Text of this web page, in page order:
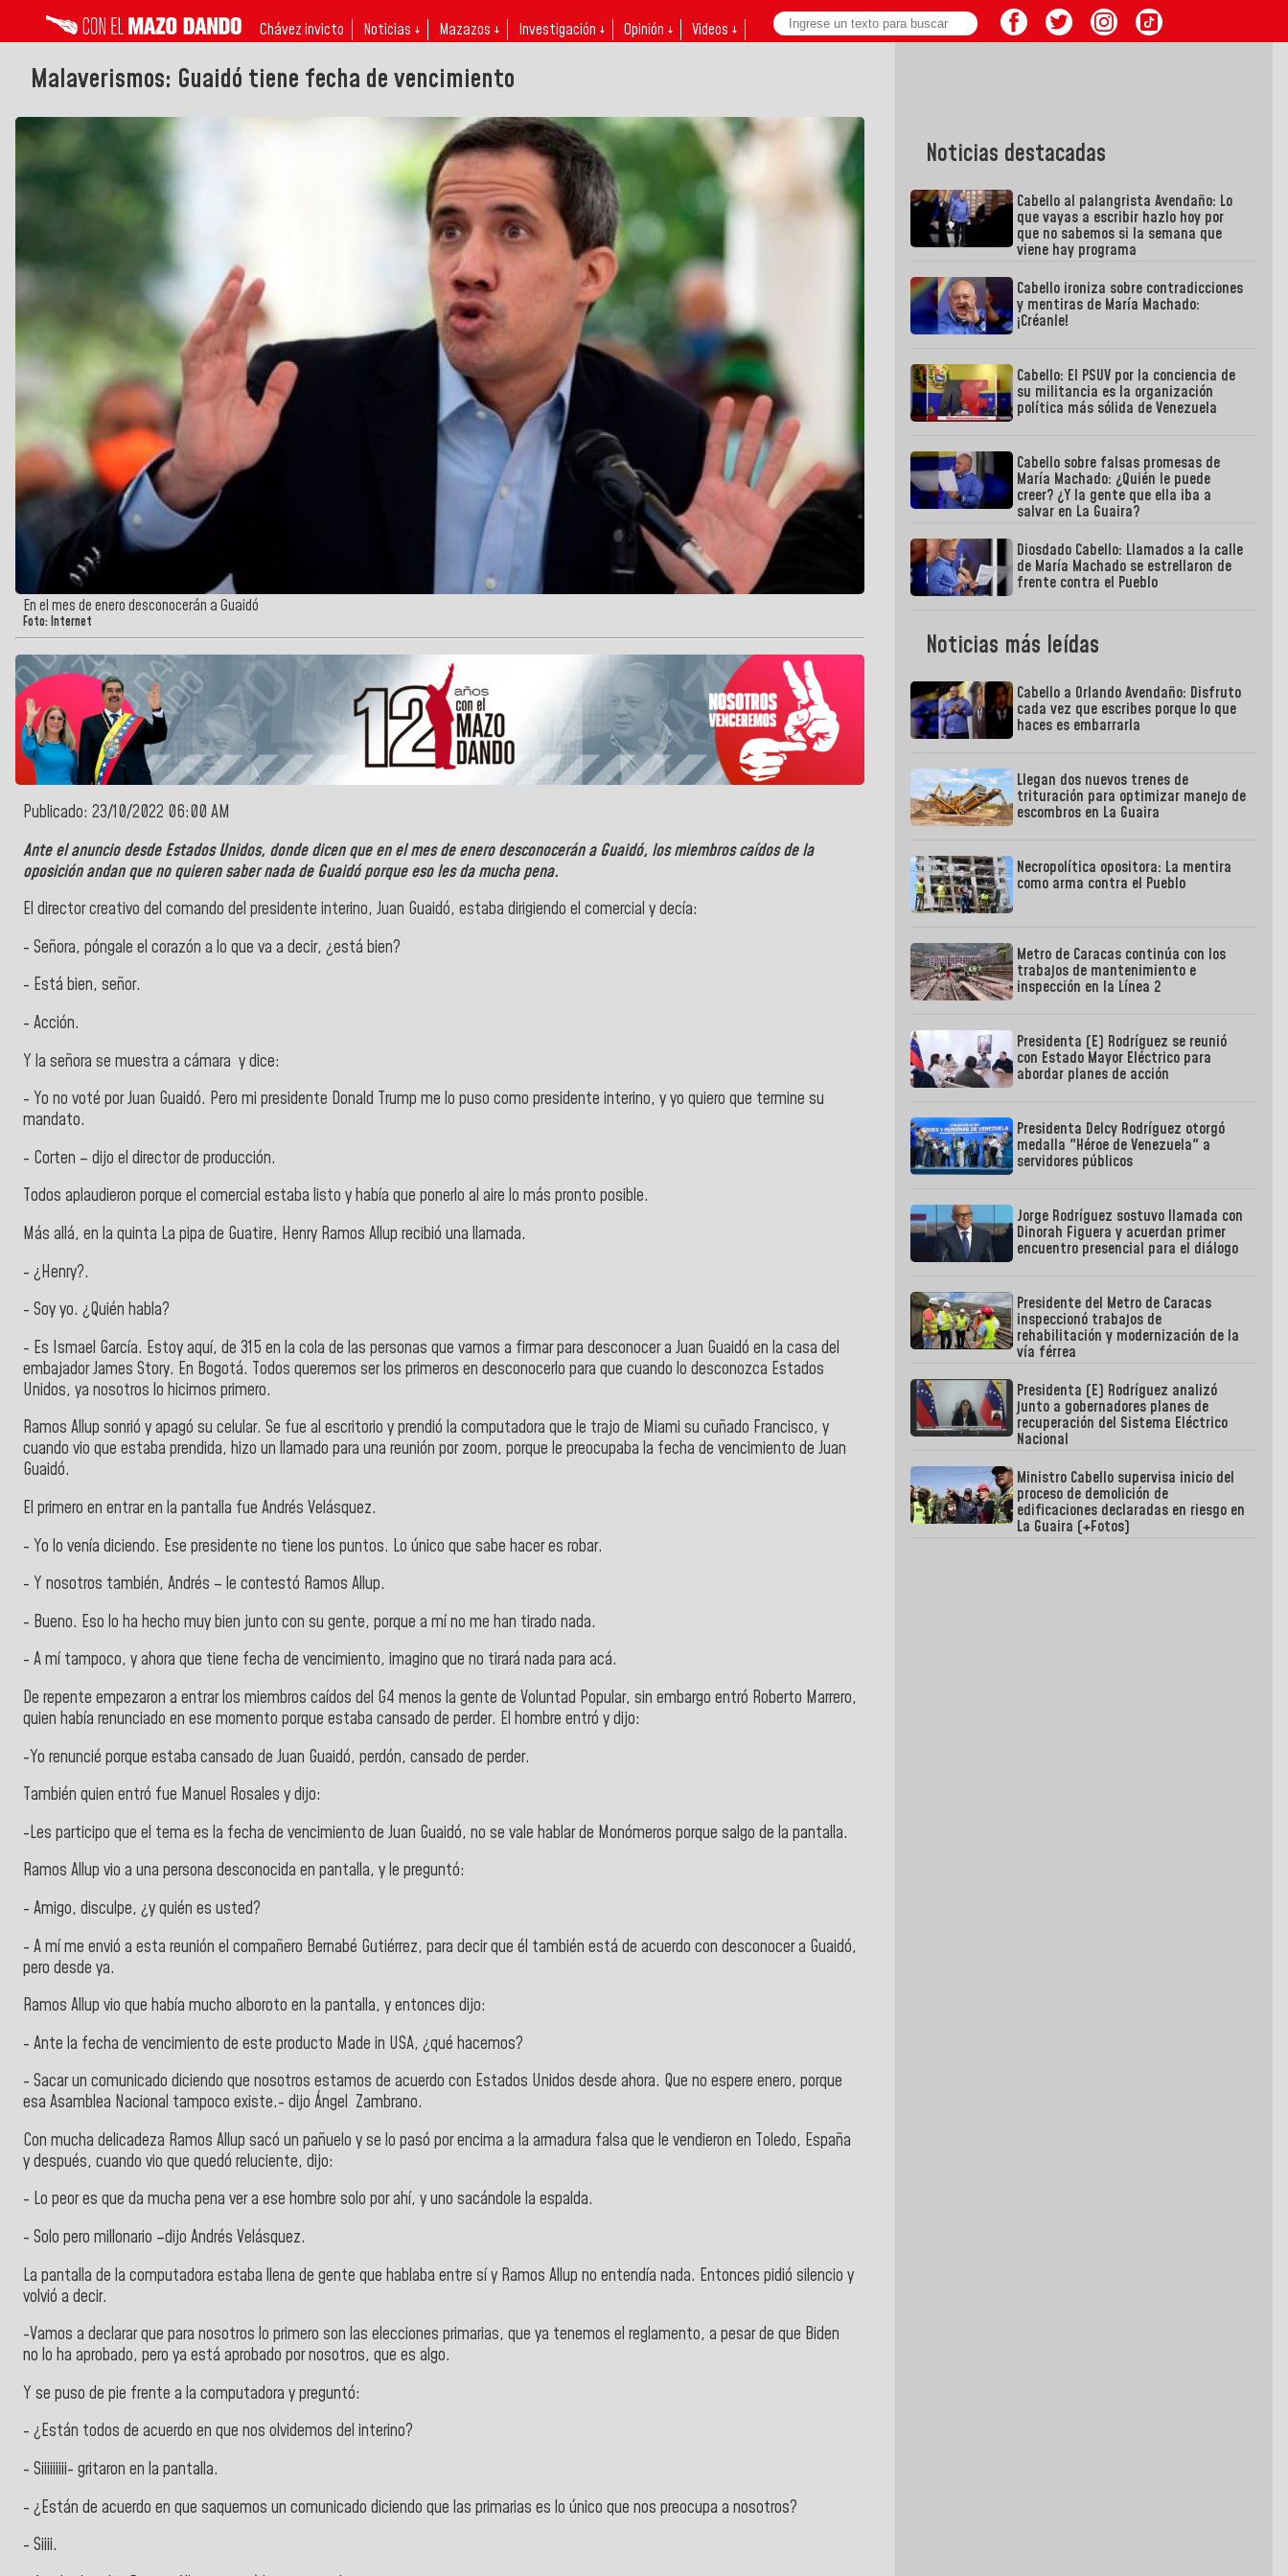
Chávez invicto Noticias ↓ Mazazos ↓ Investigación ↓ Opinión ↓ Videos ↓
Malaverismos: Guaidó tiene fecha de vencimiento
En el mes de enero desconocerán a Guaidó
Foto: Internet
Publicado: 23/10/2022 06:00 AM
Ante el anuncio desde Estados Unidos, donde dicen que en el mes de enero desconocerán a Guaidó, los miembros caídos de la
oposición andan que no quieren saber nada de Guaidó porque eso les da mucha pena.
El director creativo del comando del presidente interino, Juan Guaidó, estaba dirigiendo el comercial y decía:
- Señora, póngale el corazón a lo que va a decir, ¿está bien?
- Está bien, señor.
- Acción.
Y la señora se muestra a cámara y dice:
- Yo no voté por Juan Guaidó. Pero mi presidente Donald Trump me lo puso como presidente interino, y yo quiero que termine su
mandato.
- Corten – dijo el director de producción.
Todos aplaudieron porque el comercial estaba listo y había que ponerlo al aire lo más pronto posible.
Más allá, en la quinta La pipa de Guatire, Henry Ramos Allup recibió una llamada.
- ¿Henry?.
- Soy yo. ¿Quién habla?
- Es Ismael García. Estoy aquí, de 315 en la cola de las personas que vamos a firmar para desconocer a Juan Guaidó en la casa del
embajador James Story. En Bogotá. Todos queremos ser los primeros en desconocerlo para que cuando lo desconozca Estados
Unidos, ya nosotros lo hicimos primero.
Ramos Allup sonrió y apagó su celular. Se fue al escritorio y prendió la computadora que le trajo de Miami su cuñado Francisco, y
cuando vio que estaba prendida, hizo un llamado para una reunión por zoom, porque le preocupaba la fecha de vencimiento de Juan
Guaidó.
El primero en entrar en la pantalla fue Andrés Velásquez.
- Yo lo venía diciendo. Ese presidente no tiene los puntos. Lo único que sabe hacer es robar.
- Y nosotros también, Andrés – le contestó Ramos Allup.
- Bueno. Eso lo ha hecho muy bien junto con su gente, porque a mí no me han tirado nada.
- A mí tampoco, y ahora que tiene fecha de vencimiento, imagino que no tirará nada para acá.
De repente empezaron a entrar los miembros caídos del G4 menos la gente de Voluntad Popular, sin embargo entró Roberto Marrero,
quien había renunciado en ese momento porque estaba cansado de perder. El hombre entró y dijo:
-Yo renuncié porque estaba cansado de Juan Guaidó, perdón, cansado de perder.
También quien entró fue Manuel Rosales y dijo:
-Les participo que el tema es la fecha de vencimiento de Juan Guaidó, no se vale hablar de Monómeros porque salgo de la pantalla.
Ramos Allup vio a una persona desconocida en pantalla, y le preguntó:
- Amigo, disculpe, ¿y quién es usted?
- A mí me envió a esta reunión el compañero Bernabé Gutiérrez, para decir que él también está de acuerdo con desconocer a Guaidó,
pero desde ya.
Ramos Allup vio que había mucho alboroto en la pantalla, y entonces dijo:
- Ante la fecha de vencimiento de este producto Made in USA, ¿qué hacemos?
- Sacar un comunicado diciendo que nosotros estamos de acuerdo con Estados Unidos desde ahora. Que no espere enero, porque
esa Asamblea Nacional tampoco existe.- dijo Ángel Zambrano.
Con mucha delicadeza Ramos Allup sacó un pañuelo y se lo pasó por encima a la armadura falsa que le vendieron en Toledo, España
y después, cuando vio que quedó reluciente, dijo:
- Lo peor es que da mucha pena ver a ese hombre solo por ahí, y uno sacándole la espalda.
- Solo pero millonario –dijo Andrés Velásquez.
La pantalla de la computadora estaba llena de gente que hablaba entre sí y Ramos Allup no entendía nada. Entonces pidió silencio y
volvió a decir.
-Vamos a declarar que para nosotros lo primero son las elecciones primarias, que ya tenemos el reglamento, a pesar de que Biden
no lo ha aprobado, pero ya está aprobado por nosotros, que es algo.
Y se puso de pie frente a la computadora y preguntó:
- ¿Están todos de acuerdo en que nos olvidemos del interino?
- Siiiiiiiii- gritaron en la pantalla.
- ¿Están de acuerdo en que saquemos un comunicado diciendo que las primarias es lo único que nos preocupa a nosotros?
- Siiii.
Noticias destacadas
Cabello al palangrista Avendaño: Lo
que vayas a escribir hazlo hoy por
que no sabemos si la semana que
viene hay programa
Cabello ironiza sobre contradicciones
y mentiras de María Machado:
¡Créanle!
Cabello: El PSUV por la conciencia de
su militancia es la organización
política más sólida de Venezuela
Cabello sobre falsas promesas de
María Machado: ¿Quién le puede
creer? ¿Y la gente que ella iba a
salvar en La Guaira?
Diosdado Cabello: Llamados a la calle
de María Machado se estrellaron de
frente contra el Pueblo
Noticias más leídas
Cabello a Orlando Avendaño: Disfruto
cada vez que escribes porque lo que
haces es embarrarla
Llegan dos nuevos trenes de
trituración para optimizar manejo de
escombros en La Guaira
Necropolítica opositora: La mentira
como arma contra el Pueblo
Metro de Caracas continúa con los
trabajos de mantenimiento e
inspección en la Línea 2
Presidenta (E) Rodríguez se reunió
con Estado Mayor Eléctrico para
abordar planes de acción
Presidenta Delcy Rodríguez otorgó
medalla "Héroe de Venezuela" a
servidores públicos
Jorge Rodríguez sostuvo llamada con
Dinorah Figuera y acuerdan primer
encuentro presencial para el diálogo
Presidente del Metro de Caracas
inspeccionó trabajos de
rehabilitación y modernización de la
vía férrea
Presidenta (E) Rodríguez analizó
junto a gobernadores planes de
recuperación del Sistema Eléctrico
Nacional
Ministro Cabello supervisa inicio del
proceso de demolición de
edificaciones declaradas en riesgo en
La Guaira (+Fotos)